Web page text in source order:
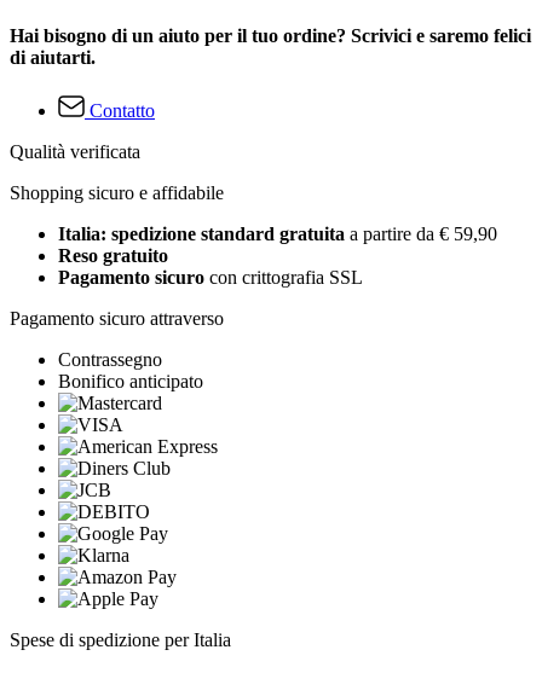
Hai bisogno di un aiuto per il tuo ordine? Scrivici e saremo felici
di aiutarti.
Contatto
Qualità verificata
Shopping sicuro e affidabile
Italia: spedizione standard gratuita a partire da € 59,90
Reso gratuito
Pagamento sicuro con crittografia SSL
Pagamento sicuro attraverso
Contrassegno
Bonifico anticipato
Spese di spedizione per Italia